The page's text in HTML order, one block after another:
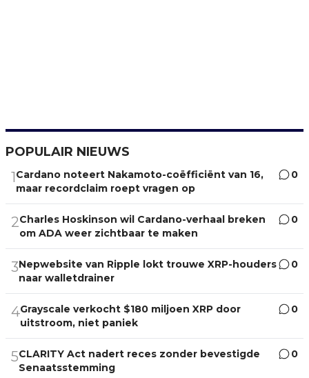
POPULAIR NIEUWS
1Cardano noteert Nakamoto-coëfficiënt van 16,
maar recordclaim roept vragen op
0
2Charles Hoskinson wil Cardano-verhaal breken
om ADA weer zichtbaar te maken
0
3Nepwebsite van Ripple lokt trouwe XRP-houders
naar walletdrainer
0
4Grayscale verkocht $180 miljoen XRP door
uitstroom, niet paniek
0
5CLARITY Act nadert reces zonder bevestigde
Senaatsstemming
0